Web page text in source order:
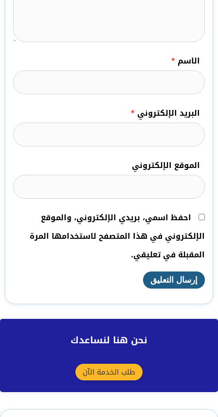
الاسم *
البريد الإلكتروني *
الموقع الإلكتروني
احفظ اسمي، بريدي الإلكتروني، والموقع
الإلكتروني في هذا المتصفح لاستخدامها المرة
المقبلة في تعليقي.
نحن هنا لنساعدك
طلب الخدمة الآن